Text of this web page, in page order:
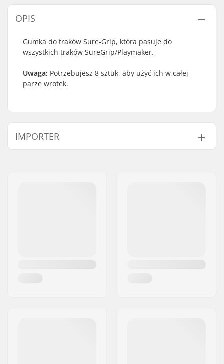
OPIS
Gumka do traków Sure-Grip, która pasuje do
wszystkich traków SureGrip/Playmaker.
Uwaga: Potrzebujesz 8 sztuk, aby użyć ich w całej
parze wrotek.
IMPORTER